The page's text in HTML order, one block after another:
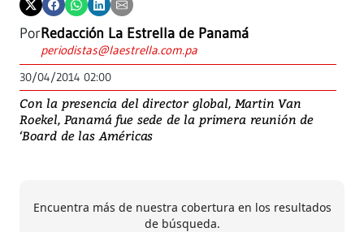
PorRedacción La Estrella de Panamá
periodistas@laestrella.com.pa
30/04/2014 02:00
Con la presencia del director global, Martin Van
Roekel, Panamá fue sede de la primera reunión de
‘Board de las Américas
Encuentra más de nuestra cobertura en los resultados
de búsqueda.